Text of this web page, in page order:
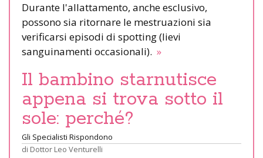
Durante l'allattamento, anche esclusivo,
possono sia ritornare le mestruazioni sia
verificarsi episodi di spotting (lievi
sanguinamenti occasionali). »
Il bambino starnutisce
appena si trova sotto il
sole: perché?
Gli Specialisti Rispondono
di Dottor Leo Venturelli